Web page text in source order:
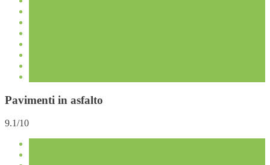
Pavimenti in asfalto
9.1/10